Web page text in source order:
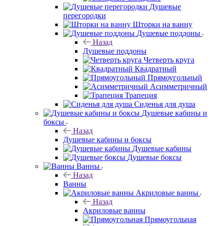
Душевые
перегородки
Шторки на ванну
Душевые поддоны
Назад
Душевые поддоны
Четверть круга
Квадратный
Прямоугольный
Асимметричный
Трапеция
Сиденья для душа
Душевые кабины и
боксы
Назад
Душевые кабины и боксы
Душевые кабины
Душевые боксы
Ванны
Назад
Ванны
Акриловые ванны
Назад
Акриловые ванны
Прямоугольная